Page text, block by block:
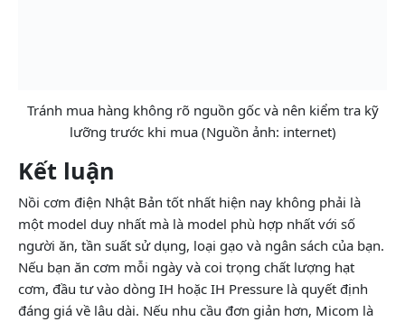
Tránh mua hàng không rõ nguồn gốc và nên kiểm tra kỹ
lưỡng trước khi mua (Nguồn ảnh: internet)
Kết luận
Nồi cơm điện Nhật Bản tốt nhất hiện nay không phải là
một model duy nhất mà là model phù hợp nhất với số
người ăn, tần suất sử dụng, loại gạo và ngân sách của bạn.
Nếu bạn ăn cơm mỗi ngày và coi trọng chất lượng hạt
cơm, đầu tư vào dòng IH hoặc IH Pressure là quyết định
đáng giá về lâu dài. Nếu nhu cầu đơn giản hơn, Micom là